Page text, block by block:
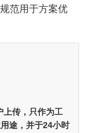
范用于方案优
传， 只作为工
途，并于24小时